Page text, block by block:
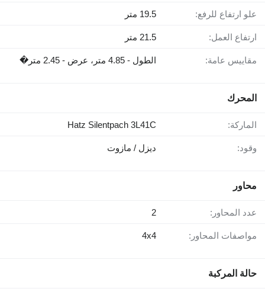
علو ارتفاع للرفع: 19.5 متر
ارتفاع العمل: 21.5 متر
مقاييس عامة: الطول - 4.85 متر، عرض - 2.45 متر�
المحرك
الماركة: Hatz Silentpach 3L41C
وقود: ديزل / مازوت
محاور
عدد المحاور: 2
مواصفات المحاور: 4x4
حالة المركبة